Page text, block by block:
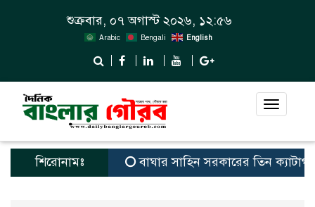
শুক্রবার, ০৭ অগাস্ট ২০২৬, ১২:৫৬
Arabic Bengali English
Toggle
শিরোনামঃ বাঘার সাহিন সরকারের তিন